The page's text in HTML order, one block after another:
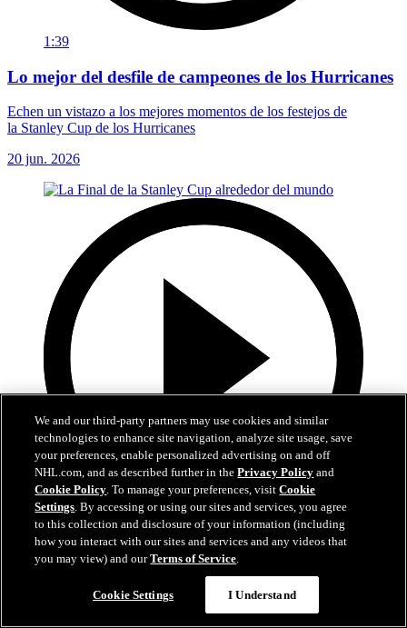
1:39
Lo mejor del desfile de campeones de los Hurricanes
Echen un vistazo a los mejores momentos de los festejos de
la Stanley Cup de los Hurricanes
20 jun. 2026
10:17
La Final de la Stanley Cup alrededor del mundo
Reviva los mejores momentos de la Final en 21 transmisiones y 14
We and our third-party partners may use cookies and similar
technologies to enhance site navigation, analyze site usage, save
your preferences, enable personalized advertising on and off
NHL.com, and as described further in thePrivacy Policy and
Cookie Policy. To manage your preferences, visitCookie
Settings. By accessing or using our sites and services, you agree
to this collection and disclosure of your information (including
how you interact with our sites and services and any videos that
you may view) and ourTerms of Service.
Cookie Settings I Understand